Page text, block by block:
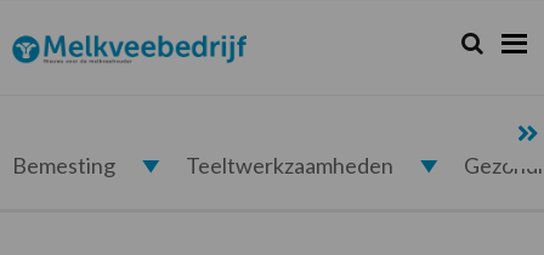
de
hoofdnavigatie
de
hoofd
de
eerste
de
voettekst
Melkveebedrijf.nl Zoeken...
Zoek
Bemesting Teeltwerkzaamheden